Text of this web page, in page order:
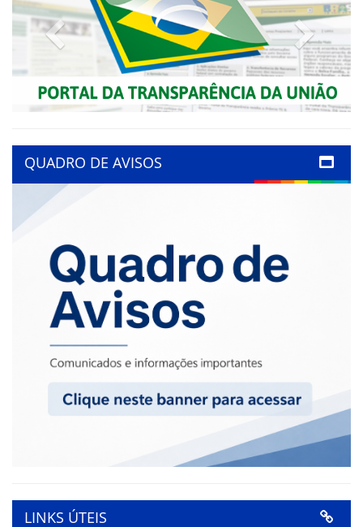
Previous Next
QUADRO DE AVISOS
LINKS ÚTEIS